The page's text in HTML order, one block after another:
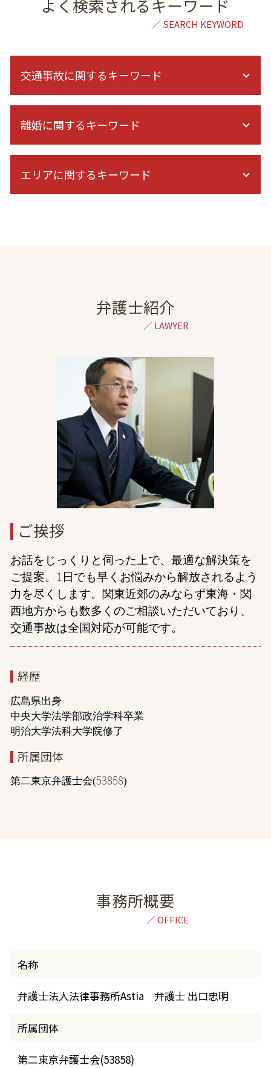
よく検索されるキーワード
交通事故に関するキーワード
交通事故 休業損害
症状固定日 決め方
交通事故 対応 被害者
示談 流れ
後遺症 相談
後遺症 診断 期間
被害者 請求 治療費
民事裁判 交通事故
交通事故 過失割合
離婚に関するキーワード
離婚 裁判 長期化
離婚 弁護士を立てて話し合い
離婚調停 不成立
離婚 拒否されたら
妊娠中 離婚
民法 親権
経済的dv 共働き
協議離婚とは
親権 調停
協議離婚 弁護士 無料相談
精神的苦痛 離婚
エリアに関するキーワード
成年後見 弁護士 相談 港区
不動産トラブル 弁護士 相談 東京
債権回収 弁護士 相談 港区
倒産 弁護士 相談 東京
離婚 弁護士 相談 埼玉
離婚 弁護士 相談 千葉
出会い系詐欺 弁護士 相談 港区
不動産トラブル 弁護士 相談 港区
離婚 弁護士 相談 東京
離婚 弁護士 相談 都内
金銭トラブル 弁護士 相談 東京
dv 離婚 弁護士 東京
民事再生 弁護士 相談 港区
弁護士紹介
ご挨拶
お話をじっくりと伺った上で、最適な解決策を
ご提案。1日でも早くお悩みから解放されるよう
力を尽くします。関東近郊のみならず東海・関
西地方からも数多くのご相談いただいており、
交通事故は全国対応が可能です。
経歴
広島県出身
中央大学法学部政治学科卒業
明治大学法科大学院修了
所属団体
第二東京弁護士会(53858)
事務所概要
名称
弁護士法人法律事務所Astia 弁護士 出口忠明
所属団体
第二東京弁護士会(53858)